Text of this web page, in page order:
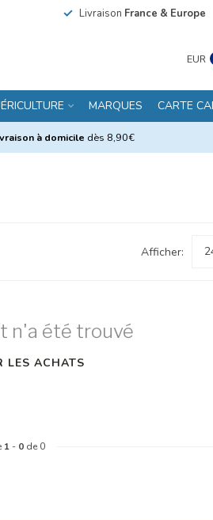
Livraison France & Europe
EUR
MARQUES CARTE
à domicile dès 8,90€
Afficher:
n'a été trouvé
LES ACHATS
1 - 0 de 0